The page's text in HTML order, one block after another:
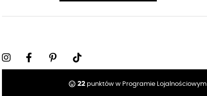
tag_faces 22punktów w Programie Lojalnościowym